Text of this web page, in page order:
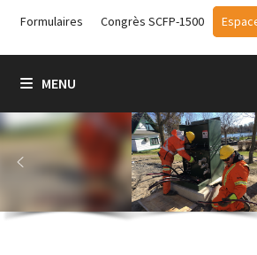
Formulaires
Congrès SCFP-1500
MENU